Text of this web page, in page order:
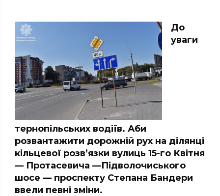
До
уваги
тернопільських водіїв. Аби
розвантажити дорожній рух на ділянці
кільцевої розв’язки вулиць 15-го Квітня
— Протасевича —Підволочиського
шосе — проспекту Степана Бандери
ввели певні зміни.